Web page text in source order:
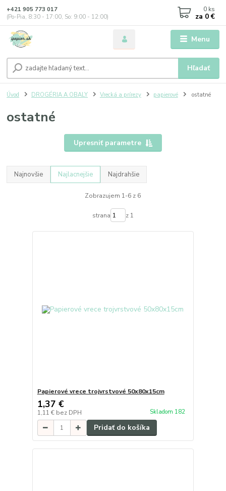
Menu
Hľadať
+421 905 773 017
(Po-Pia, 8:30 - 17:00, So: 9:00 - 12:00)
0 ks
za 0 €
Úvod DROGÉRIA A OBALY Vrecká a prírezy papierové ostatné
ostatné
Upresniť parametre
Najnovšie Najlacnejšie Najdrahšie
Zobrazujem 1-6 z 6
strana z 1
Papierové vrece trojvrstvové 50x80x15cm
1,37 €
1,11 € bez DPH Skladom 182
Pridať do košíka